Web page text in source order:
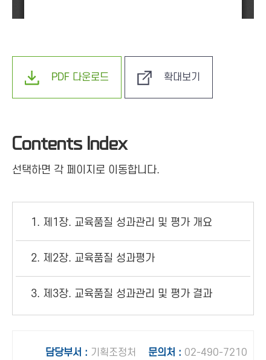
PDF 다운로드 확대보기
Contents Index
선택하면 각 페이지로 이동합니다.
1. 제1장. 교육품질 성과관리 및 평가 개요
2. 제2장. 교육품질 성과평가
3. 제3장. 교육품질 성과관리 및 평가 결과
담당부서 : 기획조정처 문의 처 : 02-490-7210